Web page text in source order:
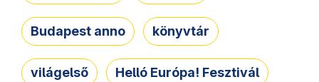
Budapest anno könyvtár
világelső Helló Európa! Fesztivál